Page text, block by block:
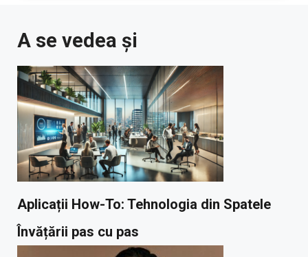
A se vedea și
Aplicații How-To: Tehnologia din Spatele
Învățării pas cu pas